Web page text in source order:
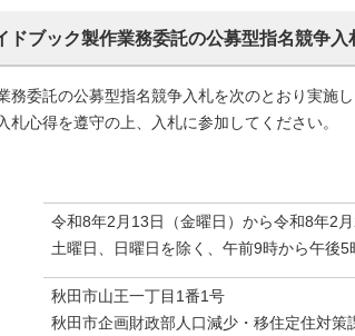
ドブック製作業務委託の公募型指名競争入
務委託の公募型指名競争入札を次のとおり実施し
札心得を遵守の上、入札に参加してください。
令和8年2月13日（金曜日）から令和8年2
土曜日、日曜日を除く、午前9時から午後5
秋田市山王一丁目1番1号
秋田市企画財政部人口減少・移住定住対策